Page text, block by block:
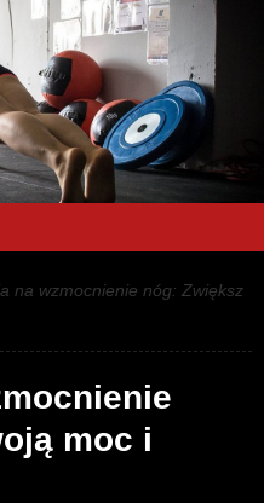
na wzmocnienie nóg: Zwiększ
moc i